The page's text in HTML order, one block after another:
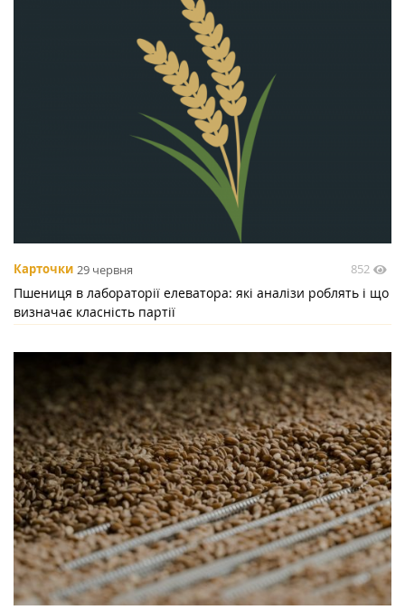
Карточки 29 червня 852
Пшениця в лабораторії елеватора: які аналізи роблять і що
визначає класність партії